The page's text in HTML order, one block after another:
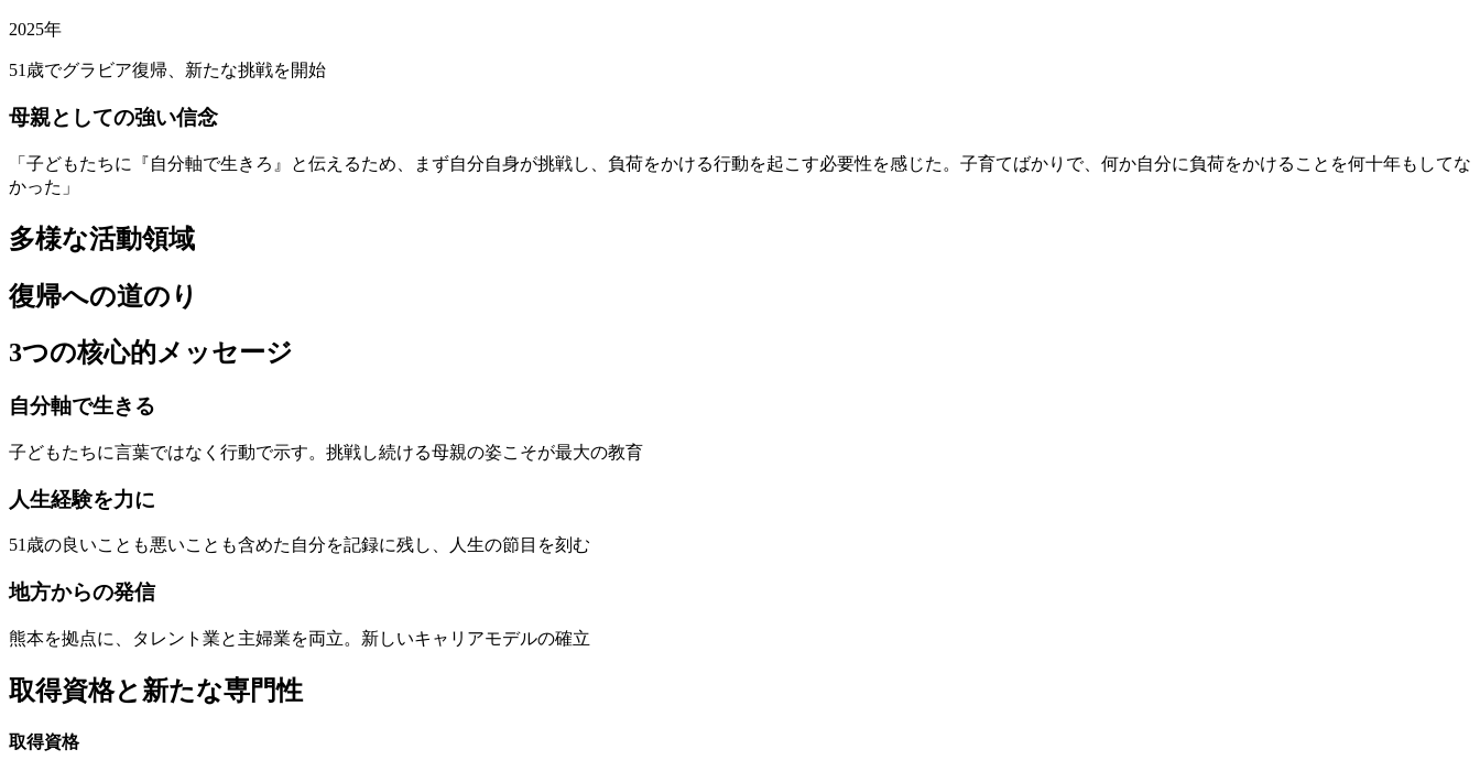
2025年
51歳でグラビア復帰、新たな挑戦を開始
母親としての強い信念
「子どもたちに『自分軸で生きろ』と伝えるため、まず自分自身が挑戦し、負荷をかける行動を起こす必要性を感じた。子育てばかりで、何か自分に負荷をかけることを何十年もしてな
かった」
多様な活動領域
復帰への道のり
3つの核心的メッセージ
自分軸で生きる
子どもたちに言葉ではなく行動で示す。挑戦し続ける母親の姿こそが最大の教育
人生経験を力に
51歳の良いことも悪いことも含めた自分を記録に残し、人生の節目を刻む
地方からの発信
熊本を拠点に、タレント業と主婦業を両立。新しいキャリアモデルの確立
取得資格と新たな専門性
取得資格